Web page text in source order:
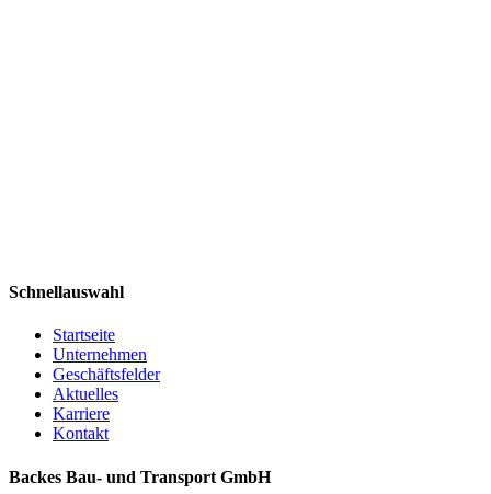
Schnellauswahl
Startseite
Unternehmen
Geschäftsfelder
Aktuelles
Karriere
Kontakt
Backes Bau- und Transport GmbH